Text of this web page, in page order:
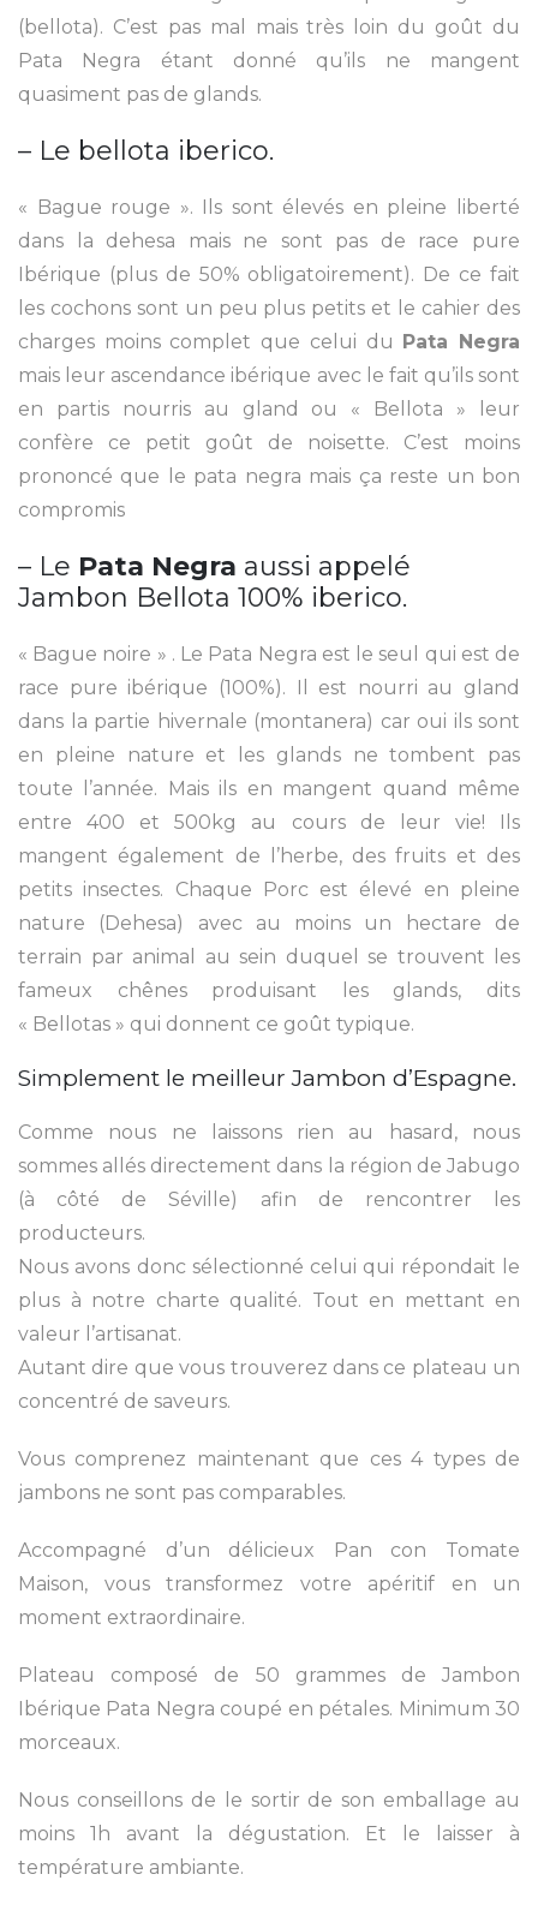
(bellota). C’est pas mal mais très loin du goût du
Pata Negra étant donné qu’ils ne mangent
quasiment pas de glands.
– Le bellota iberico.
« Bague rouge ». Ils sont élevés en pleine liberté
dans la dehesa mais ne sont pas de race pure
Ibérique (plus de 50% obligatoirement). De ce fait
les cochons sont un peu plus petits et le cahier des
charges moins complet que celui du
Pata Negra
mais leur ascendance ibérique avec le fait qu’ils sont
en partis nourris au gland ou « Bellota » leur
confère ce petit goût de noisette. C’est moins
prononcé que le pata negra mais ça reste un bon
compromis
– Le Pata Negra aussi appelé
Jambon Bellota 100% iberico.
« Bague noire » . Le Pata Negra est le seul qui est de
race pure ibérique (100%). Il est nourri au gland
dans la partie hivernale (montanera) car oui ils sont
en pleine nature et les glands ne tombent pas
toute l’année. Mais ils en mangent quand même
entre 400 et 500kg au cours de leur vie! Ils
mangent également de l’herbe, des fruits et des
petits insectes. Chaque Porc est élevé en pleine
nature (Dehesa) avec au moins un hectare de
terrain par animal au sein duquel se trouvent les
fameux chênes produisant les glands, dits
« Bellotas » qui donnent ce goût typique.
Simplement le meilleur Jambon d’Espagne.
Comme nous ne laissons rien au hasard, nous
sommes allés directement dans la région de Jabugo
(à côté de Séville) afin de rencontrer les
producteurs.
Nous avons donc sélectionné celui qui répondait le
plus à notre charte qualité. Tout en mettant en
valeur l’artisanat.
Autant dire que vous trouverez dans ce plateau un
concentré de saveurs.
Vous comprenez maintenant que ces 4 types de
jambons ne sont pas comparables.
Accompagné d’un délicieux Pan con Tomate
Maison, vous transformez votre apéritif en un
moment extraordinaire.
Plateau composé de 50 grammes de Jambon
Ibérique Pata Negra coupé en pétales. Minimum 30
morceaux.
Nous conseillons de le sortir de son emballage au
moins 1h avant la dégustation. Et le laisser à
température ambiante.